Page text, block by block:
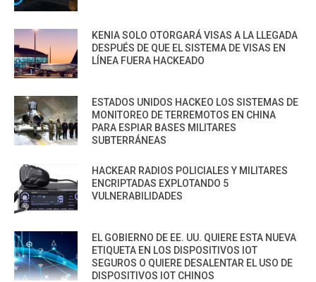
KENIA SOLO OTORGARÁ VISAS A LA LLEGADA
DESPUÉS DE QUE EL SISTEMA DE VISAS EN
LÍNEA FUERA HACKEADO
ESTADOS UNIDOS HACKEO LOS SISTEMAS DE
MONITOREO DE TERREMOTOS EN CHINA
PARA ESPIAR BASES MILITARES
SUBTERRÁNEAS
HACKEAR RADIOS POLICIALES Y MILITARES
ENCRIPTADAS EXPLOTANDO 5
VULNERABILIDADES
EL GOBIERNO DE EE. UU. QUIERE ESTA NUEVA
ETIQUETA EN LOS DISPOSITIVOS IOT
SEGUROS O QUIERE DESALENTAR EL USO DE
DISPOSITIVOS IOT CHINOS